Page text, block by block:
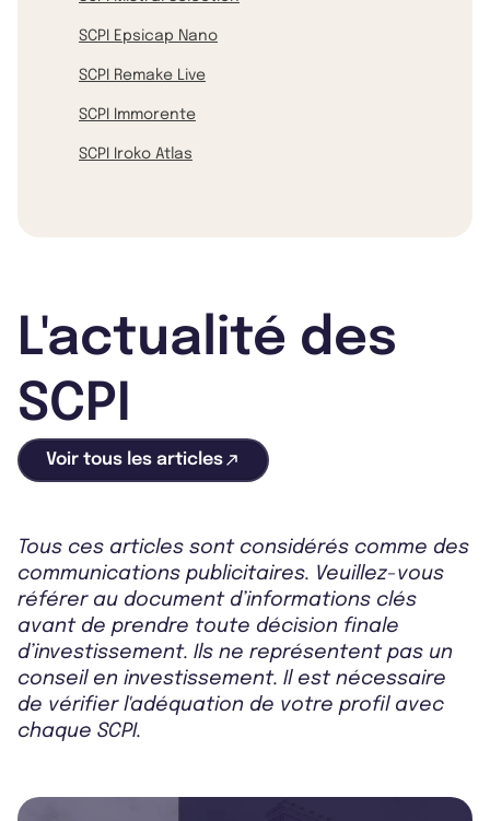
SCPI Epsicap Nano
SCPI Remake Live
SCPI Immorente
SCPI Iroko Atlas
L'actualité des
SCPI
Voir tous les articles
Tous ces articles sont considérés comme des
communications publicitaires. Veuillez-vous
référer au document d’informations clés
avant de prendre toute décision finale
d’investissement. Ils ne représentent pas un
conseil en investissement. Il est nécessaire
de vérifier l'adéquation de votre profil avec
chaque SCPI.